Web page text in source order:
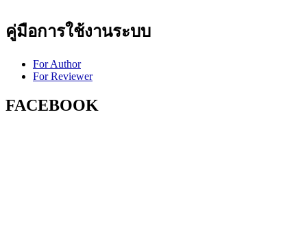
คู่มือการใช้งานระบบ
For Author
For Reviewer
FACEBOOK